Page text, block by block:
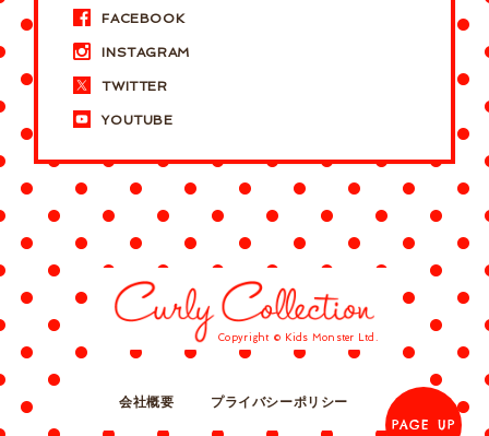
FACEBOOK
INSTAGRAM
TWITTER
YOUTUBE
Copyright © Kids Monster Ltd.
会社概要
プライバシーポリシー
PAGE UP